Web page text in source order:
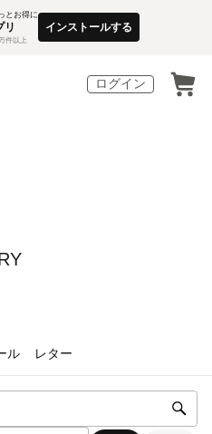
とお得に
リ
件以上
インストールする
ログイン
ル レター